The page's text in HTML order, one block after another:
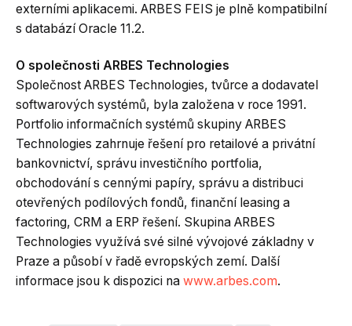
externími aplikacemi. ARBES FEIS je plně kompatibilní
s databází Oracle 11.2.
O společnosti ARBES Technologies
Společnost ARBES Technologies, tvůrce a dodavatel
softwarových systémů, byla založena v roce 1991.
Portfolio informačních systémů skupiny ARBES
Technologies zahrnuje řešení pro retailové a privátní
bankovnictví, správu investičního portfolia,
obchodování s cennými papíry, správu a distribuci
otevřených podílových fondů, finanční leasing a
factoring, CRM a ERP řešení. Skupina ARBES
Technologies využívá své silné vývojové základny v
Praze a působí v řadě evropských zemí. Další
informace jsou k dispozici na www.arbes.com.